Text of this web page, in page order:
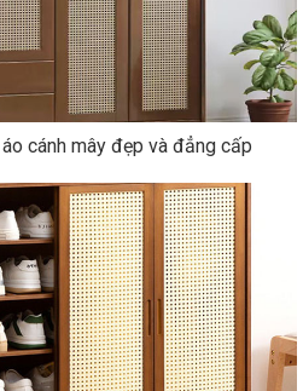
cánh mây đẹp và đẳng cấp